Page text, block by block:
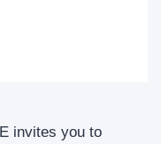
invites you to